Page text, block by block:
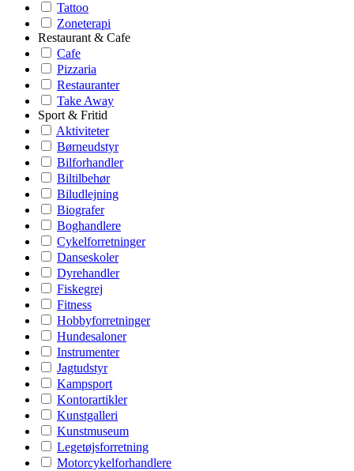
Tattoo
Zoneterapi
Restaurant & Cafe
Cafe
Pizzaria
Restauranter
Take Away
Sport & Fritid
Aktiviteter
Børneudstyr
Bilforhandler
Biltilbehør
Biludlejning
Biografer
Boghandlere
Cykelforretninger
Danseskoler
Dyrehandler
Fiskegrej
Fitness
Hobbyforretninger
Hundesaloner
Instrumenter
Jagtudstyr
Kampsport
Kontorartikler
Kunstgalleri
Kunstmuseum
Legetøjsforretning
Motorcykelforhandlere